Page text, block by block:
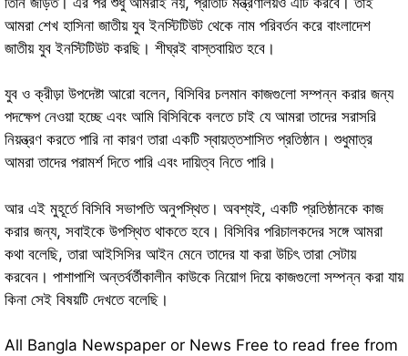
আমরা শেখ হাসিনা জাতীয় যুব ইনস্টিটিউট থেকে নাম পরিবর্তন করে বাংলাদেশ
জাতীয় যুব ইনস্টিটিউট করছি। শীঘ্রই বাস্তবায়িত হবে।
যুব ও ক্রীড়া উপদেষ্টা আরো বলেন, বিসিবির চলমান কাজগুলো সম্পন্ন করার জন্য
পদক্ষেপ নেওয়া হচ্ছে এবং আমি বিসিবিকে বলতে চাই যে আমরা তাদের সরাসরি
নিয়ন্ত্রণ করতে পারি না কারণ তারা একটি স্বায়ত্তশাসিত প্রতিষ্ঠান। শুধুমাত্র
আমরা তাদের পরামর্শ দিতে পারি এবং দায়িত্ব নিতে পারি।
আর এই মুহূর্তে বিসিবি সভাপতি অনুপস্থিত। অবশ্যই, একটি প্রতিষ্ঠানকে কাজ
করার জন্য, সবাইকে উপস্থিত থাকতে হবে। বিসিবির পরিচালকদের সঙ্গে আমরা
কথা বলেছি, তারা আইসিসির আইন মেনে তাদের যা করা উচিৎ তারা সেটায়
করবেন। পাশাপাশি অন্তর্বর্তীকালীন কাউকে নিয়োগ দিয়ে কাজগুলো সম্পন্ন করা যায়
কিনা সেই বিষয়টি দেখতে বলেছি।
All Bangla Newspaper or News Free to read free from